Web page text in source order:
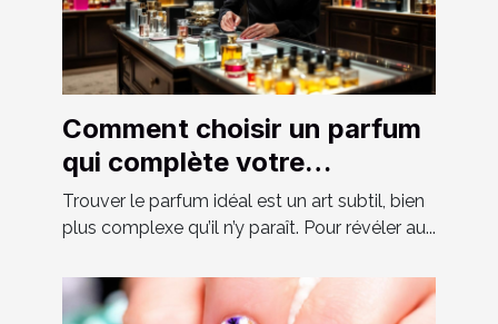
Comment choisir un parfum
qui complète votre
personnalité?
Trouver le parfum idéal est un art subtil, bien
plus complexe qu’il n’y paraît. Pour révéler au...